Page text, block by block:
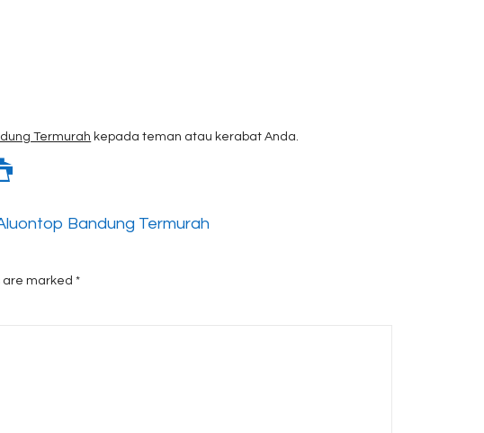
Termurah kepada teman atau kerabat Anda.
Bandung Termurah
are marked*